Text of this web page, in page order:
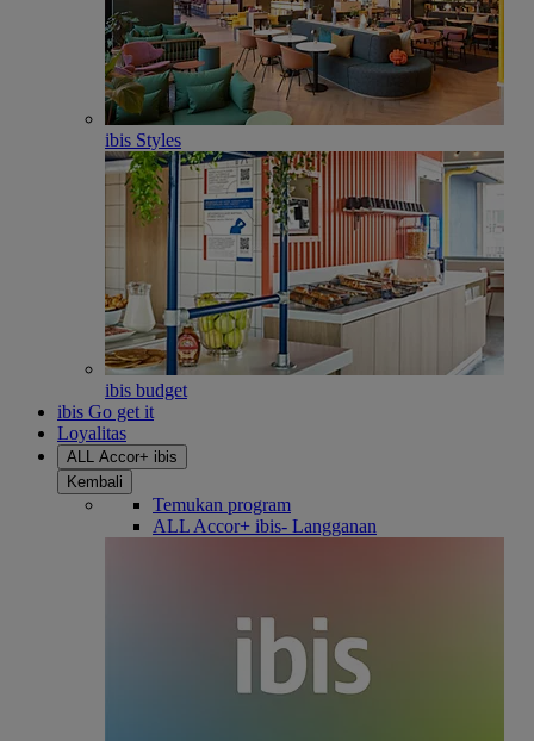
ibis Styles
ibis budget
ibis Go get it
Loyalitas
ALL Accor+ ibis
Kembali
Temukan program
ALL Accor+ ibis- Langganan